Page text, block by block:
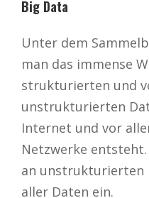
Big Data
Unter dem
man das immense
strukturierten und
unstrukturierten
Internet und vor
Netzwerke
an unstrukturierten
aller Daten ein.